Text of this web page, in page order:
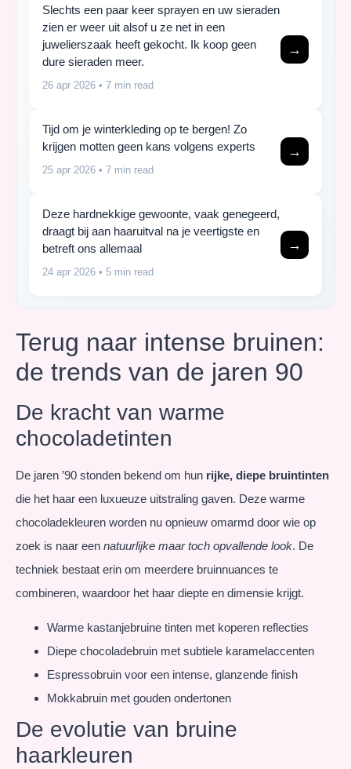
Slechts een paar keer sprayen en uw sieraden
zien er weer uit alsof u ze net in een
juwelierszaak heeft gekocht. Ik koop geen
dure sieraden meer.
26 apr 2026 • 7 min read
→
Tijd om je winterkleding op te bergen! Zo
krijgen motten geen kans volgens experts
25 apr 2026 • 7 min read
→
Deze hardnekkige gewoonte, vaak genegeerd,
draagt bij aan haaruitval na je veertigste en
betreft ons allemaal
24 apr 2026 • 5 min read
→
Terug naar intense bruinen:
de trends van de jaren 90
De kracht van warme
chocoladetinten
De jaren ’90 stonden bekend om hun rijke, diepe bruintinten
die het haar een luxueuze uitstraling gaven. Deze warme
chocoladekleuren worden nu opnieuw omarmd door wie op
zoek is naar een natuurlijke maar toch opvallende look. De
techniek bestaat erin om meerdere bruinnuances te
combineren, waardoor het haar diepte en dimensie krijgt.
Warme kastanjebruine tinten met koperen reflecties
Diepe chocoladebruin met subtiele karamelaccenten
Espressobruin voor een intense, glanzende finish
Mokkabruin met gouden ondertonen
De evolutie van bruine
haarkleuren